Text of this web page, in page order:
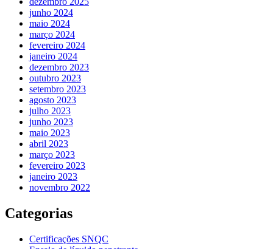
junho 2024
maio 2024
março 2024
fevereiro 2024
janeiro 2024
dezembro 2023
outubro 2023
setembro 2023
agosto 2023
julho 2023
junho 2023
maio 2023
abril 2023
março 2023
fevereiro 2023
janeiro 2023
novembro 2022
Categorias
Certificações SNQC